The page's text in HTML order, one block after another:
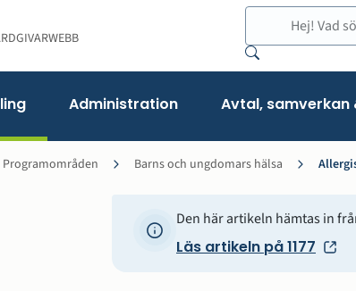
Administration Avtal, samverkan
Programområden Barns och ungdomars hälsa
Den här artikeln hämtas in
Läs artikeln på 1177